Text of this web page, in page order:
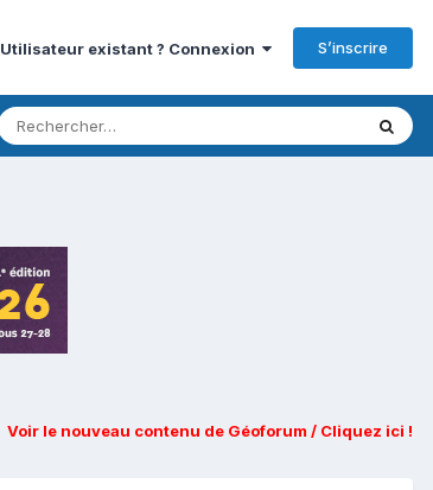
Utilisateur existant ? Connexion S’inscrire
Voir le nouveau contenu de Géoforum / Cliquez ici !